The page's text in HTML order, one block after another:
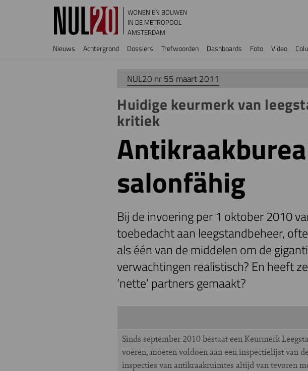
Overslaan en naar de inhoud gaan
WONEN EN BOUWEN
IN DE METROPOOL
AMSTERDAM
Hoofdnavigatie
Nieuws Achtergrond Dossiers Trefwoorden Dashboards Foto Video
NUL20 nr 55 maart 2011
Huidige keurmerk van
kritiek
salonfähig
Bij de invoering per 1 oktober 2010
toebedacht aan leegstandbeheer,
als één van de middelen om de
verwachtingen realistisch? En heeft
‘nette’ partners gemaakt?
Sinds september 2010 bestaat een Keurmerk
voeren, moeten voldoen aan een inspectielijst van
inspecties van antikraakruimtes altijd van tevoren